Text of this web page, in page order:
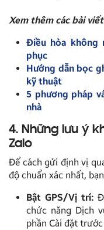
Xem thêm các bài
Điều hòa không
phục
Hướng dẫn bọc
kỹ thuật
5 phương pháp
nhà
4. Những lưu ý
Zalo
Để cách gửi định vị
độ chuẩn xác nhất,
Bật GPS/Vị trí:
chức năng Dịch
phần Cài đặt